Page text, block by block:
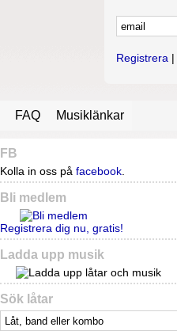
Registrera |
FAQ Musiklänkar
FB
Kolla in oss på facebook.
Bli medlem
Registrera dig nu, gratis!
Ladda upp musik
Sök låtar